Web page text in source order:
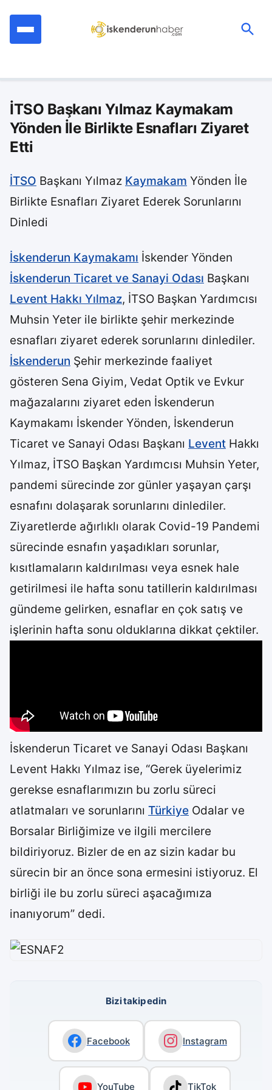
İTSO Başkanı Yılmaz Kaymakam
Yönden İle Birlikte Esnafları Ziyaret
Etti
İTSO Başkanı Yılmaz Kaymakam Yönden İle
Birlikte Esnafları Ziyaret Ederek Sorunlarını
Dinledi
İskenderun Kaymakamı İskender Yönden
İskenderun Ticaret ve Sanayi Odası Başkanı
Levent Hakkı Yılmaz, İTSO Başkan Yardımcısı
Muhsin Yeter ile birlikte şehir merkezinde
esnafları ziyaret ederek sorunlarını dinlediler.
İskenderun Şehir merkezinde faaliyet
gösteren Sena Giyim, Vedat Optik ve Evkur
mağazalarını ziyaret eden İskenderun
Kaymakamı İskender Yönden, İskenderun
Ticaret ve Sanayi Odası Başkanı Levent Hakkı
Yılmaz, İTSO Başkan Yardımcısı Muhsin Yeter,
pandemi sürecinde zor günler yaşayan çarşı
esnafını dolaşarak sorunlarını dinlediler.
Ziyaretlerde ağırlıklı olarak Covid-19 Pandemi
sürecinde esnafın yaşadıkları sorunlar,
kısıtlamaların kaldırılması veya esnek hale
getirilmesi ile hafta sonu tatillerin kaldırılması
gündeme gelirken, esnaflar en çok satış ve
işlerinin hafta sonu olduklarına dikkat çektiler.
İskenderun Ticaret ve Sanayi Odası Başkanı
Levent Hakkı Yılmaz ise, “Gerek üyelerimiz
gerekse esnaflarımızın bu zorlu süreci
atlatmaları ve sorunlarını Türkiye Odalar ve
Borsalar Birliğimize ve ilgili mercilere
bildiriyoruz. Bizler de en az sizin kadar bu
sürecin bir an önce sona ermesini istiyoruz. El
birliği ile bu zorlu süreci aşacağımıza
inanıyorum” dedi.
Bizi takip edin
Facebook Instagram
YouTube TikTok